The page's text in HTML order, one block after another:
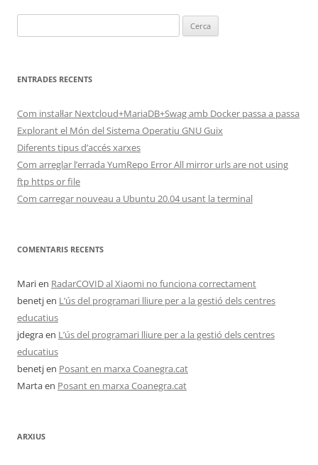
ENTRADES RECENTS
Com instal·lar Nextcloud+MariaDB+Swag amb Docker passa a passa
Explorant el Món del Sistema Operatiu GNU Guix
Diferents tipus d’accés xarxes
Com arreglar l’errada YumRepo Error All mirror urls are not using
ftp https or file
Com carregar nouveau a Ubuntu 20.04 usant la terminal
COMENTARIS RECENTS
Marien RadarCOVID al Xiaomi no funciona correctament
benetjen L’ús del programari lliure per a la gestió dels centres
educatius
jdegraen L’ús del programari lliure per a la gestió dels centres
educatius
benetjen Posant en marxa Coanegra.cat
Martaen Posant en marxa Coanegra.cat
ARXIUS